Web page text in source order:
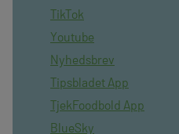
TikTok
Youtube
Nyhedsbrev
Tipsbladet App
TjekFoodbold App
BlueSky